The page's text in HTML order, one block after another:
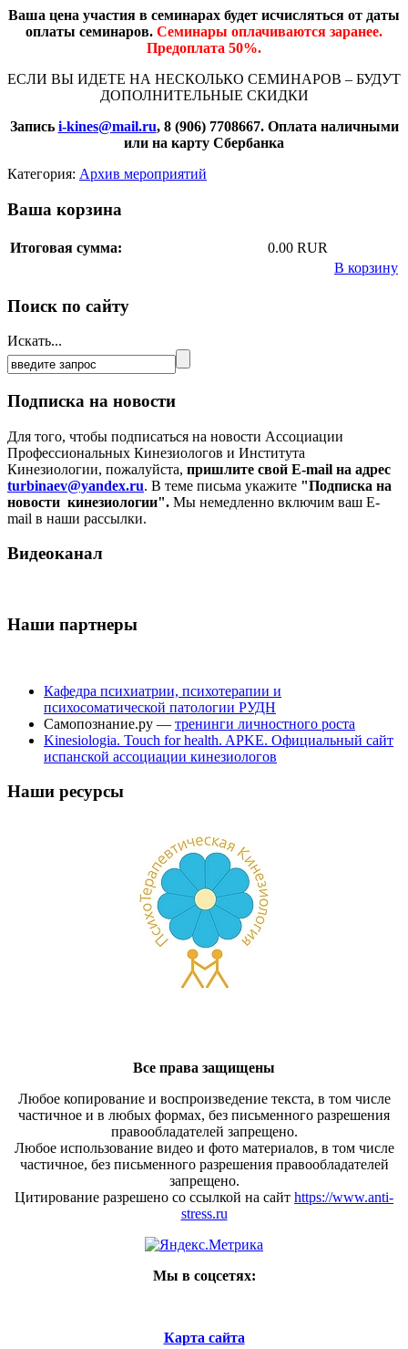
Ваша цена участия в семинарах будет исчисляться от даты
оплаты семинаров. Семинары оплачиваются заранее.
Предоплата 50%.
ЕСЛИ ВЫ ИДЕТЕ НА НЕСКОЛЬКО СЕМИНАРОВ – БУДУТ
ДОПОЛНИТЕЛЬНЫЕ СКИДКИ
Запись i-kines@mail.ru, 8 (906) 7708667. Оплата наличными
или на карту Сбербанка
Категория: Архив мероприятий
Ваша корзина
Итоговая сумма:
0.00 RUR
В корзину
Поиск по сайту
Искать...
Подписка на новости
Для того, чтобы подписаться на новости Ассоциации
Профессиональных Кинезиологов и Института
Кинезиологии, пожалуйста, пришлите свой E-mail на адрес
turbinaev@yandex.ru. В теме письма укажите "Подписка на
новости кинезиологии". Мы немедленно включим ваш E-
mail в наши рассылки.
Видеоканал
Наши партнеры
Кафедра психиатрии, психотерапии и
психосоматической патологии РУДН
Самопознание.ру — тренинги личностного роста
Kinesiologia. Touch for health. APKE. Официальный сайт
испанской ассоциации кинезиологов
Наши ресурсы
Все права защищены
Любое копирование и воспроизведение текста, в том числе
частичное и в любых формах, без письменного разрешения
правообладателей запрещено.
Любое использование видео и фото материалов, в том числе
частичное, без письменного разрешения правообладателей
запрещено.
Цитирование разрешено со ссылкой на сайт https://www.anti-
stress.ru
Мы в соцсетях:
Карта сайта